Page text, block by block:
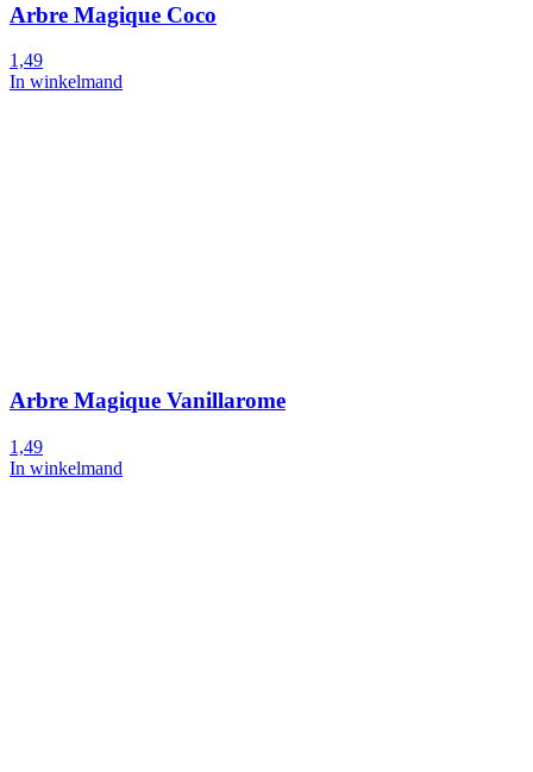
Arbre Magique Coco
1,49
In winkelmand
Arbre Magique Vanillarome
1,49
In winkelmand